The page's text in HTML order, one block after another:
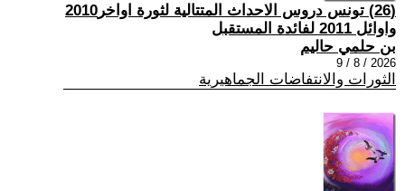
(26) تونس دروس الاحداث المتتالية لثورة اواخر2010
واوائل 2011 لفائدة المستقبل
بن حلمي حاليم
2026 / 8 / 9
الثورات والانتفاضات الجماهيرية